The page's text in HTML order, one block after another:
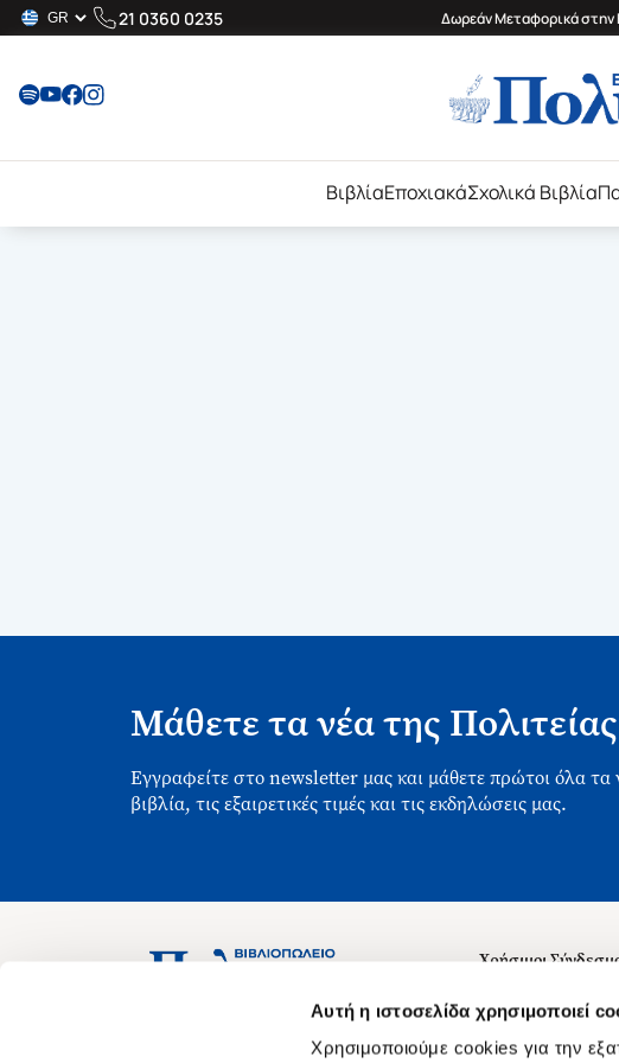
Αυτή η ιστοσελίδα χρησιμοποιεί
Χρησιμοποιούμε cookies για την
21 0360 0235 Δωρεάν Μεταφορικά στην
ΒιβλίαΕποχιακάΣχολικά Βιβλία
Μάθετε τα νέα της Πολιτείας
Εγγραφείτε στο newsletter μας και μάθετε πρώτοι όλα τα
βιβλία, τις εξαιρετικές τιμές και τις εκδηλώσεις μας.
Ασκληπιού 1-3, Αθήνα 106 79
Χρήσιμοι
Σχετικά με εμάς
Θέσεις Εργασίας